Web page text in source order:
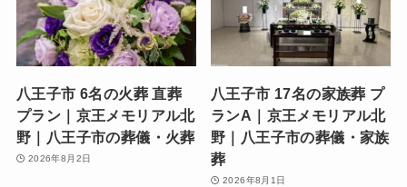
八王子市 6名の火葬 直葬
プラン｜京王メモリアル北
野｜八王子市の葬儀・火葬
2026年8月2日
八王子市 17名の家族葬 プ
ランA｜京王メモリアル北
野｜八王子市の葬儀・家族
葬
2026年8月1日